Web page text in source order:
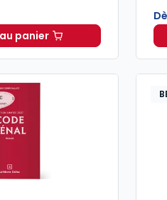
limitée à 37,00 € TTC
panier
Code du travail 2026, annoté,